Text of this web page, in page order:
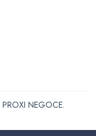
PROXI NEGOCE.